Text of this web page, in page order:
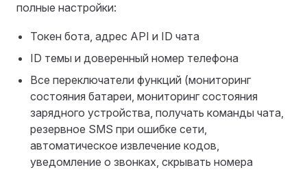
полные настройки:
Токен бота, адрес API и ID чата
ID темы и доверенный номер телефона
Все переключатели функций (мониторинг
состояния батареи, мониторинг состояния
зарядного устройства, получать команды чата,
резервное SMS при ошибке сети,
автоматическое извлечение кодов,
уведомление о звонках, скрывать номера